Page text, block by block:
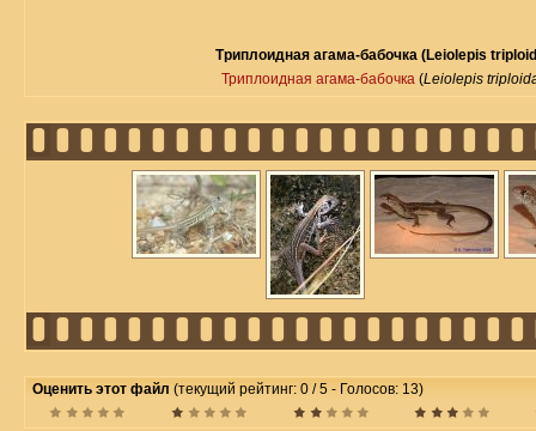
Триплоидная агама-бабочка (Leiolepis
Триплоидная агама-бабочка (Leiolepis
Оценить этот файл (текущий рейтинг: 0 / 5 - Голосов: 13)